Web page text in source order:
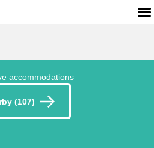
accommodations
(107)